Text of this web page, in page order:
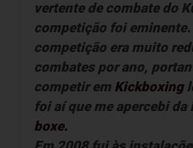
vertente de combate do
competição foi eminente.
competição era muito
combates por ano,
competir em Kickboxing
foi aí que me apercebi
boxe.